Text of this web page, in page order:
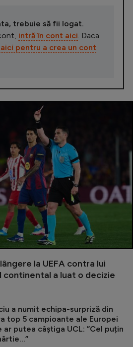
trebuie să fii logat.
intră în cont aici . Daca
pentru a crea un cont
la UEFA contra lui
continental a luat o decizie
a numit echipa-surpriză din
top 5 campioante ale Europei
ar putea câștiga UCL: ”Cel puțin